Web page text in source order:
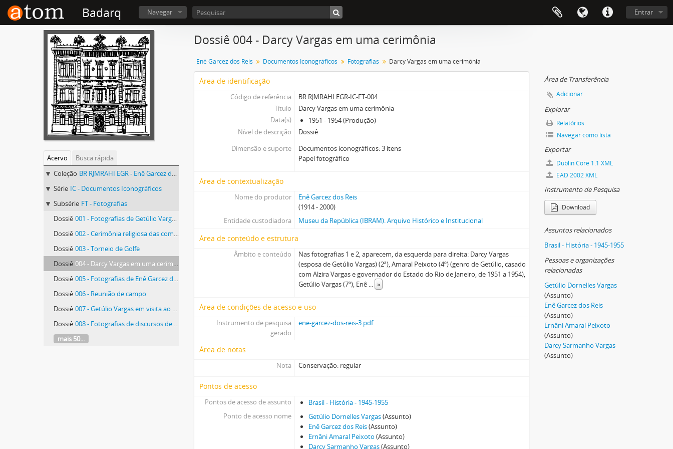
Badarq Navegar Entrar
Acervo
Busca rápida
Coleção BR RJMRAHI EGR - Enê Garcez dos Reis
Série IC - Documentos Iconográficos
Subsérie FT - Fotografias
Dossiê 001 - Fotografias de Getúlio Vargas em residências
Dossiê 002 - Cerimônia religiosa das comemorações do 4º Centenário de São Paulo
Dossiê 003 - Torneio de Golfe
Dossiê 004 - Darcy Vargas em uma cerimônia
Dossiê 005 - Fotografias de Enê Garcez durante seu governo no Território do Rio Branco
Dossiê 006 - Reunião de campo
Dossiê 007 - Getúlio Vargas em visita ao Paraná
Dossiê 008 - Fotografias de discursos de Getúlio Vargas, Juscelino Kubitschek e Lucas Garcez
mais 50...
Dossiê 004 - Darcy Vargas em uma cerimônia
Enê Garcez dos Reis Documentos Iconográficos Fotografias Darcy Vargas em uma cerimônia
Área de identificação
Código de referência
BR RJMRAHI EGR-IC-FT-004
Título
Darcy Vargas em uma cerimônia
Data(s)
1951 - 1954 (Produção)
Nível de descrição
Dossiê
Dimensão e suporte
Documentos iconográficos: 3 itens
Papel fotográfico
Área de contextualização
Nome do produtor
Enê Garcez dos Reis
(1914 - 2000)
Entidade custodiadora
Museu da República (IBRAM). Arquivo Histórico e Institucional
Área de conteúdo e estrutura
Âmbito e conteúdo
Nas fotografias 1 e 2, aparecem, da esquerda para direita: Darcy Vargas
(esposa de Getúlio Vargas) (2ª), Amaral Peixoto (4º) (genro de Getúlio, casado
com Alzira Vargas e governador do Estado do Rio de Janeiro, de 1951 a 1954),
Getúlio Vargas (7º), Enê ... »
Área de condições de acesso e uso
Instrumento de pesquisa
gerado
ene-garcez-dos-reis-3.pdf
Área de notas
Nota Conservação: regular
Pontos de acesso
Pontos de acesso de assunto
Brasil - História - 1945-1955
Ponto de acesso nome
Getúlio Dornelles Vargas(Assunto)
Enê Garcez dos Reis(Assunto)
Ernâni Amaral Peixoto (Assunto)
Darcy Sarmanho Vargas(Assunto)
Área de Transferência
Adicionar
Explorar
Relatórios
Navegar como lista
Exportar
Dublin Core 1.1 XML
EAD 2002 XML
Instrumento de Pesquisa
Download
Assuntos relacionados
Brasil - História - 1945-1955
Pessoas e organizações
relacionadas
Getúlio Dornelles Vargas
(Assunto)
Enê Garcez dos Reis
(Assunto)
Ernâni Amaral Peixoto
(Assunto)
Darcy Sarmanho Vargas
(Assunto)